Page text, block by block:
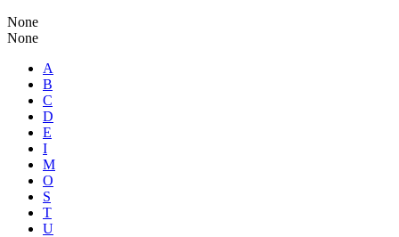
None
None
A
B
C
D
E
I
M
O
S
T
U